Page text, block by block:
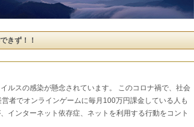
きず！！
ルスの感染が懸念されています。 このコロナ禍で、社会
者でオンラインゲームに毎月100万円課金している人も
インターネット依存症、ネットを利用する行動をコント